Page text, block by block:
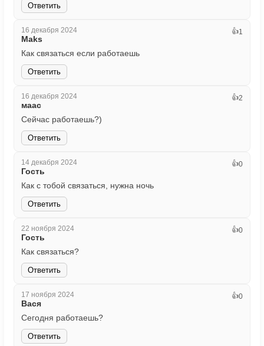
Ответить
16 декабря 2024
Maks
👍1
Как связаться если работаешь
Ответить
16 декабря 2024
маас
👍2
Сейчас работаешь?)
Ответить
14 декабря 2024
Гость
👍0
Как с тобой связаться, нужна ночь
Ответить
22 ноября 2024
Гость
👍0
Как связаться?
Ответить
17 ноября 2024
Вася
👍0
Сегодня работаешь?
Ответить